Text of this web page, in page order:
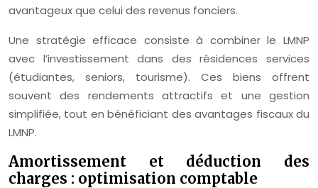
avantageux que celui des revenus fonciers.
Une stratégie efficace consiste à combiner le LMNP
avec l’investissement dans des résidences services
(étudiantes, seniors, tourisme). Ces biens offrent
souvent des rendements attractifs et une gestion
simplifiée, tout en bénéficiant des avantages fiscaux du
LMNP.
Amortissement et déduction des
charges : optimisation comptable